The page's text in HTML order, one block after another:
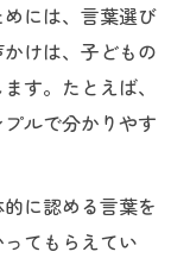
には、言葉選び
けは、子どもの
す。たとえば、
ルで分かりやす
に認める言葉を
てもらえてい